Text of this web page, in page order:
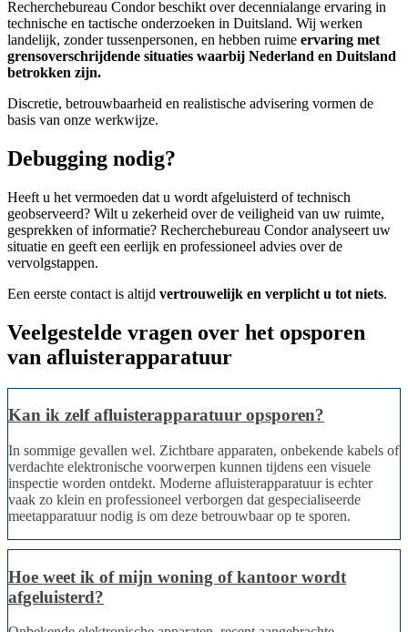
Recherchebureau Condor beschikt over decennialange ervaring in
technische en tactische onderzoeken in Duitsland. Wij werken
landelijk, zonder tussenpersonen, en hebben ruime ervaring met
grensoverschrijdende situaties waarbij Nederland en Duitsland
betrokken zijn.
Discretie, betrouwbaarheid en realistische advisering vormen de
basis van onze werkwijze.
Debugging nodig?
Heeft u het vermoeden dat u wordt afgeluisterd of technisch
geobserveerd? Wilt u zekerheid over de veiligheid van uw ruimte,
gesprekken of informatie? Recherchebureau Condor analyseert uw
situatie en geeft een eerlijk en professioneel advies over de
vervolgstappen.
Een eerste contact is altijd vertrouwelijk en verplicht u tot niets.
Veelgestelde vragen over het opsporen
van afluisterapparatuur
Kan ik zelf afluisterapparatuur opsporen?
In sommige gevallen wel. Zichtbare apparaten, onbekende kabels of
verdachte elektronische voorwerpen kunnen tijdens een visuele
inspectie worden ontdekt. Moderne afluisterapparatuur is echter
vaak zo klein en professioneel verborgen dat gespecialiseerde
meetapparatuur nodig is om deze betrouwbaar op te sporen.
Hoe weet ik of mijn woning of kantoor wordt
afgeluisterd?